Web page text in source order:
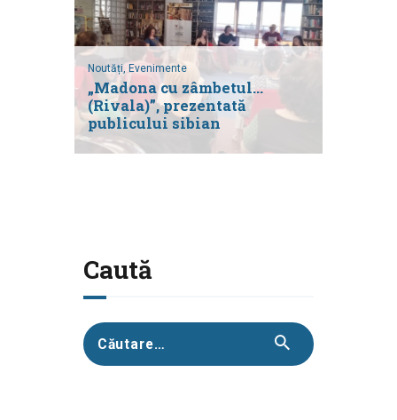
Noutăți, Evenimente
„Madona cu zâmbetul…
(Rivala)”, prezentată
publicului sibian
Caută
Caută
după: